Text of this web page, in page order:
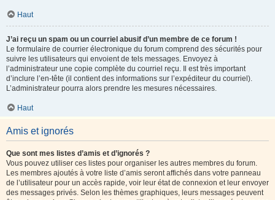
Haut
J’ai reçu un spam ou un courriel abusif d’un membre de ce forum !
Le formulaire de courrier électronique du forum comprend des sécurités pour
suivre les utilisateurs qui envoient de tels messages. Envoyez à
l’administrateur une copie complète du courriel reçu. Il est très important
d’inclure l’en-tête (il contient des informations sur l’expéditeur du courriel).
L’administrateur pourra alors prendre les mesures nécessaires.
Haut
Amis et ignorés
Que sont mes listes d’amis et d’ignorés ?
Vous pouvez utiliser ces listes pour organiser les autres membres du forum.
Les membres ajoutés à votre liste d’amis seront affichés dans votre panneau
de l’utilisateur pour un accès rapide, voir leur état de connexion et leur envoyer
des messages privés. Selon les thèmes graphiques, leurs messages peuvent